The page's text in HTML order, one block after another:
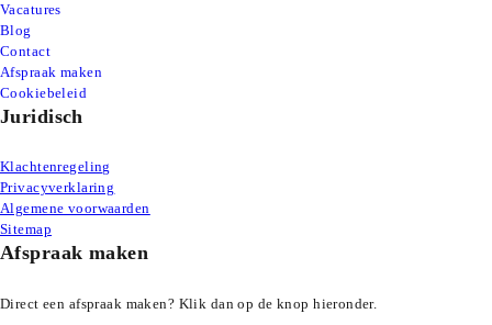
Vacatures
Blog
Contact
Afspraak maken
Cookiebeleid
Juridisch
Klachtenregeling
Privacyverklaring
Algemene voorwaarden
Sitemap
Afspraak maken
Direct een afspraak maken? Klik dan op de knop hieronder.